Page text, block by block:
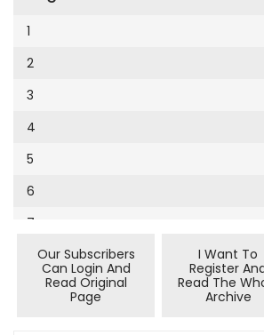
Cumhuriyet Sağlıklı Beslenme
Cumhuriyet Sokak
Cumhuriyet Spor
Cumhuriyet Strateji
Cumhuriyet Tarım
Cumhuriyet Yılbaşı
Çerçeve Eki
Dergi Eki
Ekonomi Eki
1994
9
10
11
12
13
14
15
16
1
2
3
4
5
6
7
Our Subscribers
Can Login And
Read Original
Page
I Want To
Register
Read The
Archive